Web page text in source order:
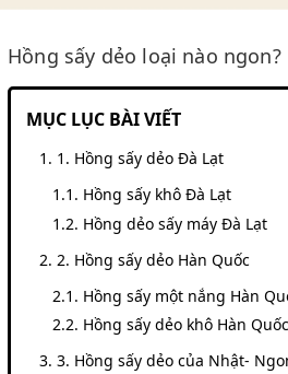
Hồng sấy dẻo loại nào ngon?
MỤC LỤC BÀI VIẾT
1. Hồng sấy dẻo Đà Lạt
Hồng sấy khô Đà Lạt
Hồng dẻo sấy máy Đà Lạt
2. Hồng sấy dẻo Hàn Quốc
Hồng sấy một nắng Hàn
Hồng sấy dẻo khô Hàn Quốc
3. Hồng sấy dẻo của Nhật-